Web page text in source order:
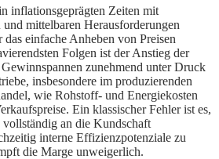
inflationsgeprägten Zeiten mit
mittelbaren Herausforderungen
einfache Anheben von Preisen
Folgen ist der Anstieg der
zunehmend unter Druck
insbesondere im produzierenden
wie Rohstoff- und Energiekosten
Ein klassischer Fehler ist es,
vollständig an die Kundschaft
interne Effizienzpotenziale zu
die Marge unweigerlich.